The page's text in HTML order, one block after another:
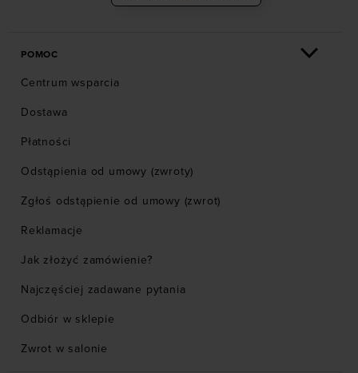
POMOC
Centrum wsparcia
Dostawa
Płatności
Odstąpienia od umowy (zwroty)
Zgłoś odstąpienie od umowy (zwrot)
Reklamacje
Jak złożyć zamówienie?
Najczęściej zadawane pytania
Odbiór w sklepie
Zwrot w salonie